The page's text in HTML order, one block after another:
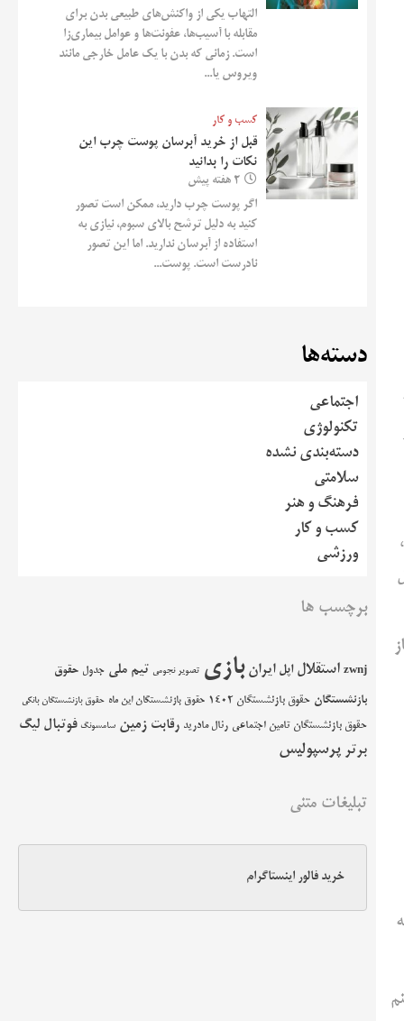
التهاب یکی از واکنش‌های طبیعی بدن برای
مقابله با آسیب‌ها، عفونت‌ها و عوامل بیماری‌زا
است. زمانی که بدن با یک عامل خارجی مانند
ویروس یا...
کسب و کار
قبل از خرید آبرسان پوست چرب این
نکات را بدانید
2 هفته پیش
اگر پوست چرب دارید، ممکن است تصور
کنید به دلیل ترشح بالای سبوم، نیازی به
استفاده از آبرسان ندارید. اما این تصور
نادرست است. پوست...
دسته‌ها
اجتماعی
تکنولوژی
دسته‌بندی نشده
سلامتی
فرهنگ و هنر
کسب و کار
ورزشی
برچسب ها
zwnj استقلال اپل ایران بازی تصویر نجومی تیم ملی جدول حقوق
بازنشستگان حقوق بازنشستگان 1402 حقوق بازنشستگان این ماه حقوق بازنشستگان بانکی
حقوق بازنشستگان تامین اجتماعی رئال مادرید رقابت زمین سامسونگ فوتبال لیگ
برتر پرسپولیس
تبلیغات متنی
خرید فالور اینستاگرام